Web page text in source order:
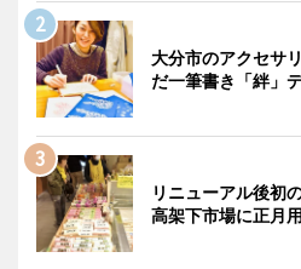
大分市のアクセサ
だ一筆書き「絆」
リニューアル後初
高架下市場に正月